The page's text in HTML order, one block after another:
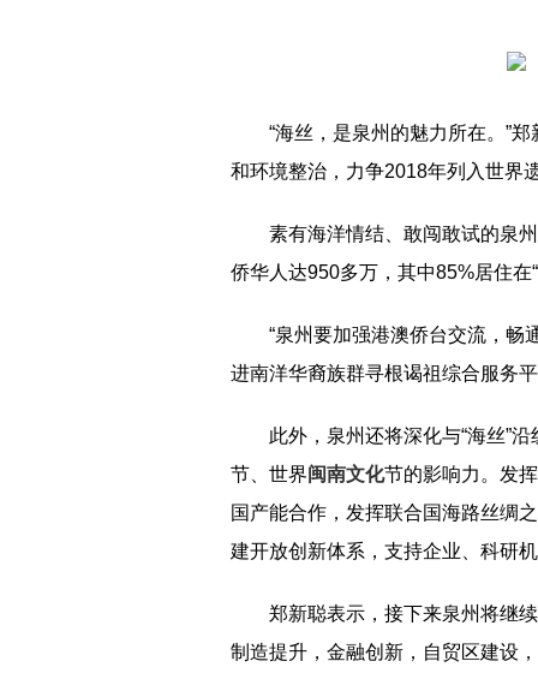
“海丝，是泉州的魅力所在。”
和环境整治，力争2018年列入世界
素有海洋情结、敢闯敢试的泉
侨华人达950多万，其中85%居住在
“泉州要加强港澳侨台交流，畅
进南洋华裔族群寻根谒祖综合服务
此外，泉州还将深化与“海丝”
节、世界闽南文化节的影响力。发
国产能合作，发挥联合国海路丝绸
建开放创新体系，支持企业、科研
郑新聪表示，接下来泉州将继
制造提升，金融创新，自贸区建设